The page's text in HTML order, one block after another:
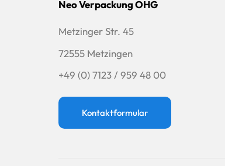
Neo Verpackung OHG
Metzinger Str. 45
72555 Metzingen
+49 (0) 7123 / 959 48 00
Kontaktformular